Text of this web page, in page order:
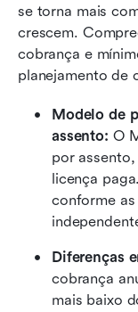
se torna mais
crescem.
cobrança e
planejamento de
Modelo de
assento: O
por
licença
conforme
Diferenças
cobrança
mais baixo